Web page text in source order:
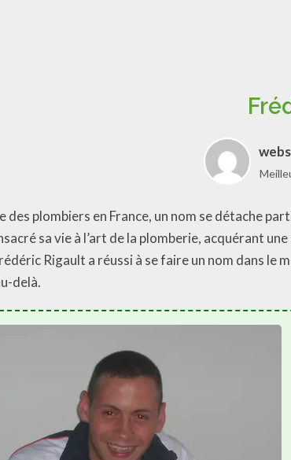
webs
des plombiers en France, un nom se détache
sa vie à l’art de la plomberie, acquérant
Rigault a réussi à se faire un nom dans
delà.